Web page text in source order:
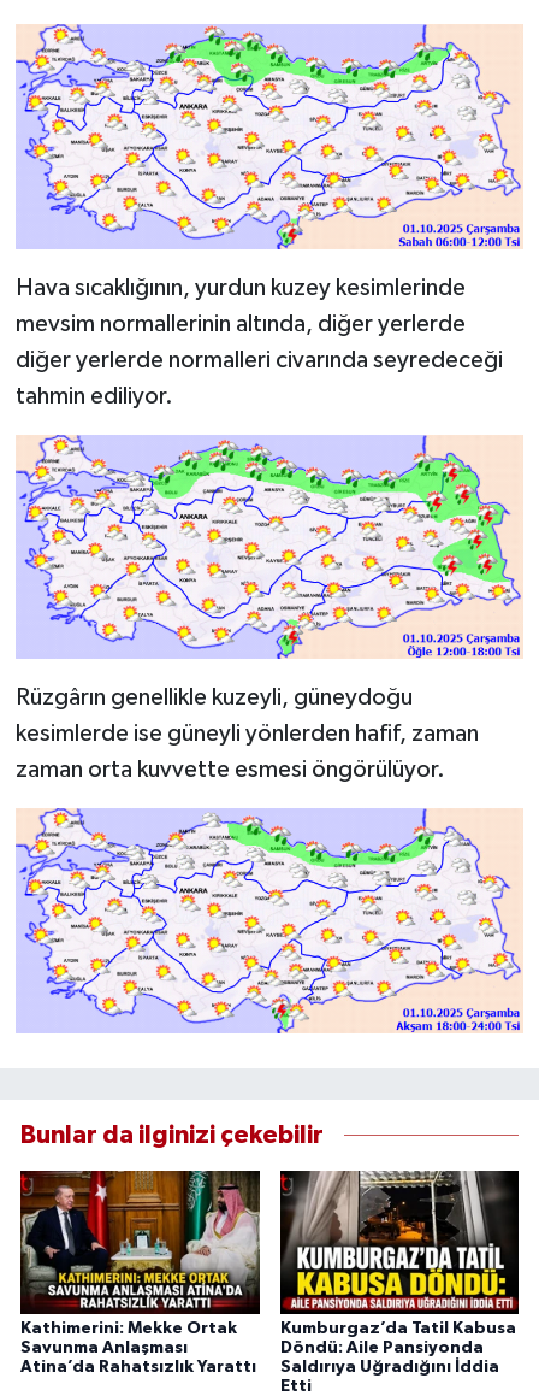
Hava sıcaklığının, yurdun kuzey kesimlerinde
mevsim normallerinin altında, diğer yerlerde
diğer yerlerde normalleri civarında seyredeceği
tahmin ediliyor.
Rüzgârın genellikle kuzeyli, güneydoğu
kesimlerde ise güneyli yönlerden hafif, zaman
zaman orta kuvvette esmesi öngörülüyor.
Bunlar da ilginizi çekebilir
Kathimerini: Mekke Ortak
Savunma Anlaşması
Atina’da Rahatsızlık Yarattı
Kumburgaz’da Tatil Kabusa
Döndü: Aile Pansiyonda
Saldırıya Uğradığını İddia
Etti